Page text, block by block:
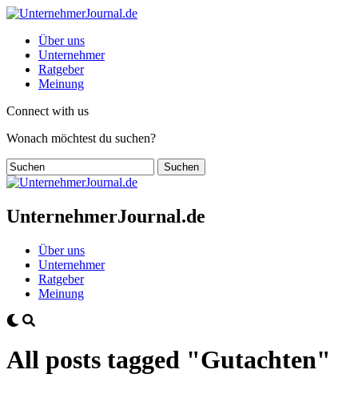
Über uns
Unternehmer
Ratgeber
Meinung
Connect with us
Wonach möchtest du suchen?
UnternehmerJournal.de
Über uns
Unternehmer
Ratgeber
Meinung
All posts tagged "Gutachten"